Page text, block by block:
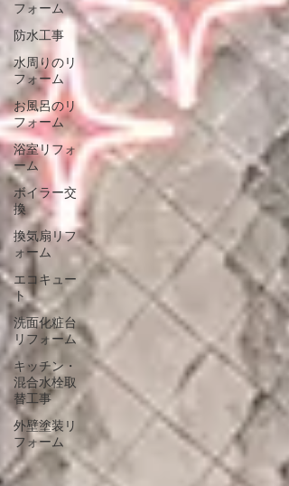
フォーム
防水工事
水周りのリ
フォーム
お風呂のリ
フォーム
浴室リフォ
ーム
ボイラー交
換
換気扇リフ
ォーム
エコキュー
ト
洗面化粧台
リフォーム
キッチン・
混合水栓取
替工事
外壁塗装リ
フォーム